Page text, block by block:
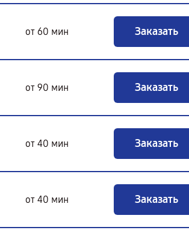
от 60 мин Заказать
от 90 мин Заказать
от 40 мин Заказать
от 40 мин Заказать